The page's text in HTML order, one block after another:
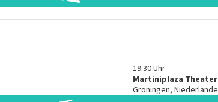
19:30Uhr
Martiniplaza Theater
Groningen, Niederlande